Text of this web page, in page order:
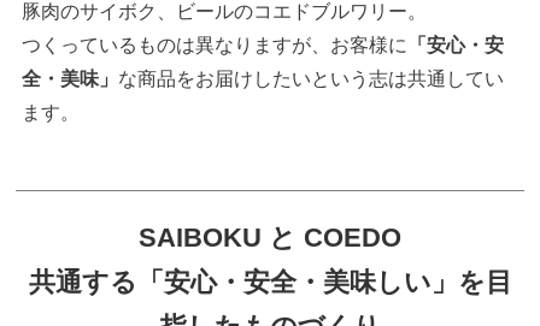
豚肉のサイボク、ビールのコエドブルワリー。
つくっているものは異なりますが、お客様に 「安心・安
全・美味」 な商品をお届けしたいという志は共通してい
ます。
SAIBOKU と COEDO
共通する「安心・安全・美味しい」を目